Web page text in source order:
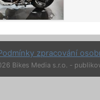
zpracování
Bikes Media s.r.o. -